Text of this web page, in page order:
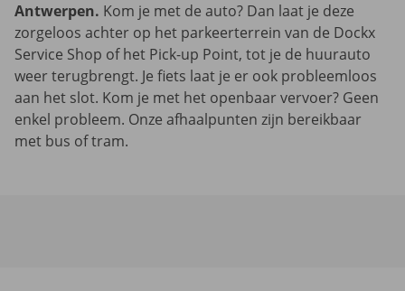
Antwerpen. Kom je met de auto? Dan laat je deze
zorgeloos achter op het parkeerterrein van de Dockx
Service Shop of het Pick-up Point, tot je de huurauto
weer terugbrengt. Je fiets laat je er ook probleemloos
aan het slot. Kom je met het openbaar vervoer? Geen
enkel probleem. Onze afhaalpunten zijn bereikbaar
met bus of tram.